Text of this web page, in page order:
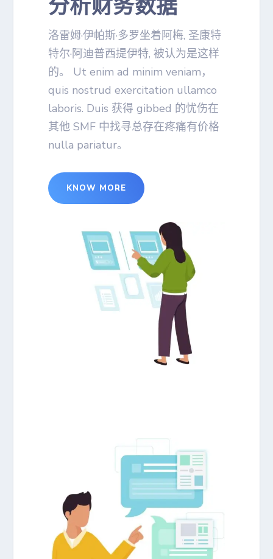
分析财务数据
洛雷姆·伊帕斯·多罗坐着阿梅, 圣康特
特尔·阿迪普西提伊特, 被认为是这样
的。 Ut enim ad minim veniam，
quis nostrud exercitation ullamco
laboris. Duis 获得 gibbed 的忧伤在
其他 SMF 中找寻总存在疼痛有价格
nulla pariatur。
KNOW MORE